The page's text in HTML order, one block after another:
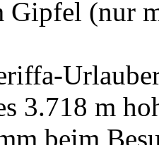
Gipfel (nur
3.718 m
beim